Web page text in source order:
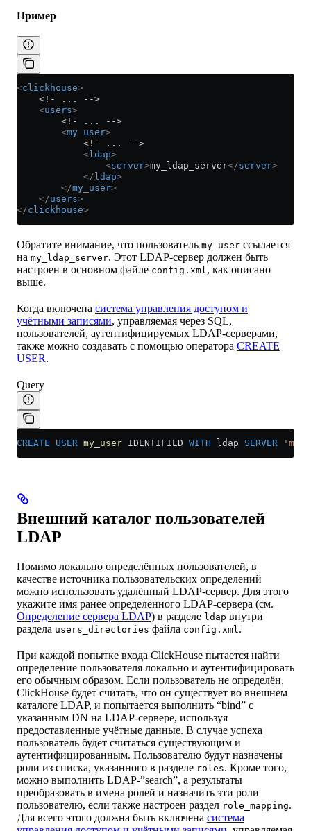
Пример
<clickhouse>
    <!- ... -->
    <
users>
        <!- ... -->
        <
my_user>
            <!- ... -->
            <
ldap>
                <
server>my_ldap_server</server>
            </
ldap>
        </
my_user>
    </
users>
</clickhouse>
Обратите внимание, что пользователь my_user ссылается
на my_ldap_server. Этот LDAP-сервер должен быть
настроен в основном файле config.xml , как описано
выше.
Когда включена система управления доступом и
учётными записями, управляемая через SQL,
пользователей, аутентифицируемых LDAP-серверами,
также можно создавать с помощью оператора CREATE
USER.
Query
CREATE USER my_user IDENTIFIED WITH ldap SERVER
Внешний каталог пользователей
LDAP
Помимо локально определённых пользователей, в
качестве источника пользовательских определений
можно использовать удалённый LDAP-сервер. Для этого
укажите имя ранее определённого LDAP-сервера (см.
Определение сервера LDAP) в разделе ldap внутри
раздела users_directories файла config.xml .
При каждой попытке входа ClickHouse пытается найти
определение пользователя локально и аутентифицировать
его обычным образом. Если пользователь не определён,
ClickHouse будет считать, что он существует во внешнем
каталоге LDAP, и попытается выполнить “bind” с
указанным DN на LDAP-сервере, используя
предоставленные учётные данные. В случае успеха
пользователь будет считаться существующим и
аутентифицированным. Пользователю будут назначены
роли из списка, указанного в разделе roles. Кроме того,
можно выполнить LDAP-”search”, а результаты
преобразовать в имена ролей и назначить эти роли
пользователю, если также настроен раздел role_mapping.
Для всего этого должна быть включена система